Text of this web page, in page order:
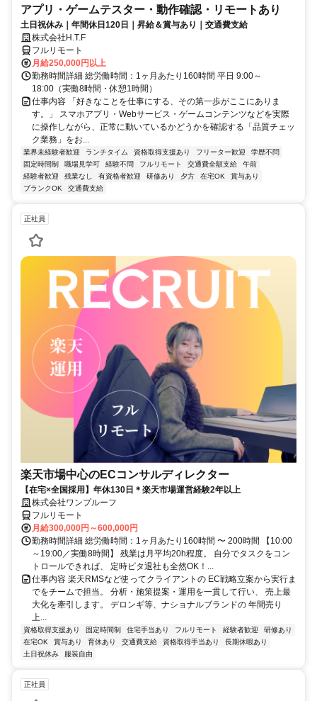
アプリ・ゲームテスター・動作確認・リモートあり
土日祝休み｜年間休日120日｜昇給＆賞与あり｜交通費支給
株式会社H.T.F
フルリモート
月給250,000円以上
勤務時間詳細 総労働時間：1ヶ月あたり160時間 平日 9:00～
18:00（実働8時間・休憩1時間）
仕事内容 「好きなことを仕事にする、その第一歩がここにありま
す。」 スマホアプリ・Webサービス・ゲームコンテンツなどを実際
に操作しながら、正常に動いているかどうかを確認する「品質チェッ
ク業務」をお...
業界未経験者歓迎 ランチタイム 資格取得支援あり フリーター歓迎
学歴不問
固定時間制
職場見学可 経験不問 フルリモート 交通費全額支給
午前
経験者歓迎
残業なし 有資格者歓迎 研修あり 夕方 在宅OK
賞与あり
ブランクOK
交通費支給
正社員
楽天市場中心のECコンサルディレクター
【在宅×全国採用】年休130日＊楽天市場運営経験2年以上
株式会社ワンプルーフ
フルリモート
月給300,000円～600,000円
勤務時間詳細 総労働時間：1ヶ月あたり160時間 〜 200時間 【10:00
～19:00／実働8時間】 残業は月平均20h程度。 自分でタスクをコン
トロールできれば、 定時ピタ退社も全然OK！...
仕事内容 楽天RMSなど使ってクライアントの EC戦略立案から実行ま
でをチームで担当。 分析・施策提案・運用を一貫して行い、 売上最
大化を牽引します。 デロンギ等、ナショナルブランドの 年間売り
上...
資格取得支援あり 固定時間制 住宅手当あり フルリモート 経験者歓迎
研修あり
在宅OK
賞与あり 育休あり 交通費支給 資格取得手当あり
長期休暇あり
土日祝休み
服装自由
正社員